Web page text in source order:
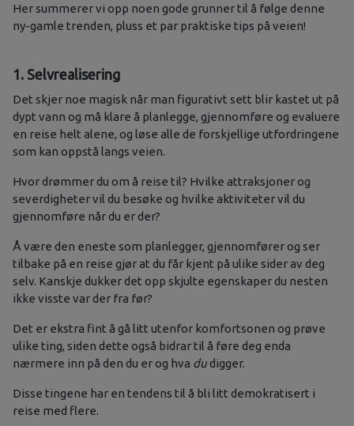
Her summerer vi opp noen gode grunner til å følge denne
ny-gamle trenden, pluss et par praktiske tips på veien!
1. Selvrealisering
Det skjer noe magisk når man figurativt sett blir kastet ut på
dypt vann og må klare å planlegge, gjennomføre og evaluere
en reise helt alene, og løse alle de forskjellige utfordringene
som kan oppstå langs veien.
Hvor drømmer du om å reise til? Hvilke attraksjoner og
severdigheter vil du besøke og hvilke aktiviteter vil du
gjennomføre når du er der?
Å være den eneste som planlegger, gjennomfører og ser
tilbake på en reise gjør at du får kjent på ulike sider av deg
selv. Kanskje dukker det opp skjulte egenskaper du nesten
ikke visste var der fra før?
Det er ekstra fint å gå litt utenfor komfortsonen og prøve
ulike ting, siden dette også bidrar til å føre deg enda
nærmere inn på den du er og hva dudigger.
Disse tingene har en tendens til å bli litt demokratisert i
reise med flere.